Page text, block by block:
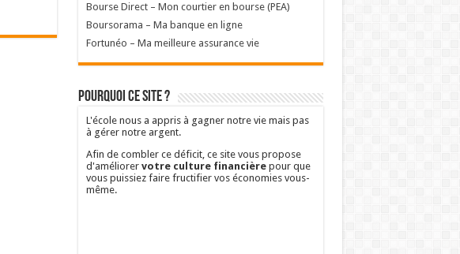
Bourse Direct – Mon courtier en bourse (PEA)
Boursorama – Ma banque en ligne
Fortunéo – Ma meilleure assurance vie
Pourquoi ce site ?
L'école nous a appris à gagner notre vie mais pas
à gérer notre argent.
Afin de combler ce déficit, ce site vous propose
d'améliorer votre culture financièrepour que
vous puissiez faire fructifier vos économies vous-
même.